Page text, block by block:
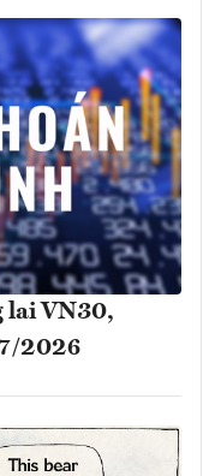
lai VN30,
2026